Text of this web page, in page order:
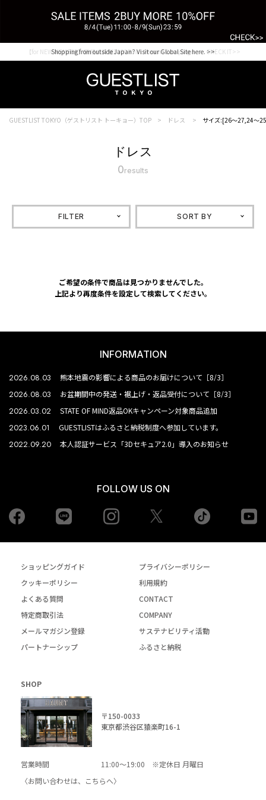
Shopping from outside Japan? Visit our Global Site here. >>
【for NEW MEMBER】新規会員様1000Point Present Campaign CHECK IT>>
GUESTLIST TOKYO（ゲストリスト トーキョー）TOP ドレス サイズ:[26～27,24～
ドレス
0results
FILTER SORT BY
ご希望の条件で商品は見つかりませんでした。
上記より再度条件を設定して検索してください。
INFORMATION
2026.08.03 熊本地震の影響による商品のお届けについて［8/3］
2026.08.03 お盆期間中の発送・裾上げ・返品受付について［8/3］
2026.03.02 STATE OF MIND返品OKキャンペーン対象商品追加
2023.06.01 GUESTLISTはふるさと納税制度へ参加しています。
2022.09.20 本人認証サービス「3Dセキュア2.0」導入のお知らせ
FOLLOW US ON
Facebook Instagram tiktok
ショッピングガイド
プライバシーポリシー
クッキーポリシー
利用規約
よくある質問
CONTACT
特定商取引法
COMPANY
メールマガジン登録
サステナビリティ活動
パートナーシップ
ふるさと納税
SHOP
〒150-0033
東京都渋谷区猿楽町16-1
営業時間
11:00～19:00 ※定休日 月曜日
〈お問い合わせは、
こちらへ〉